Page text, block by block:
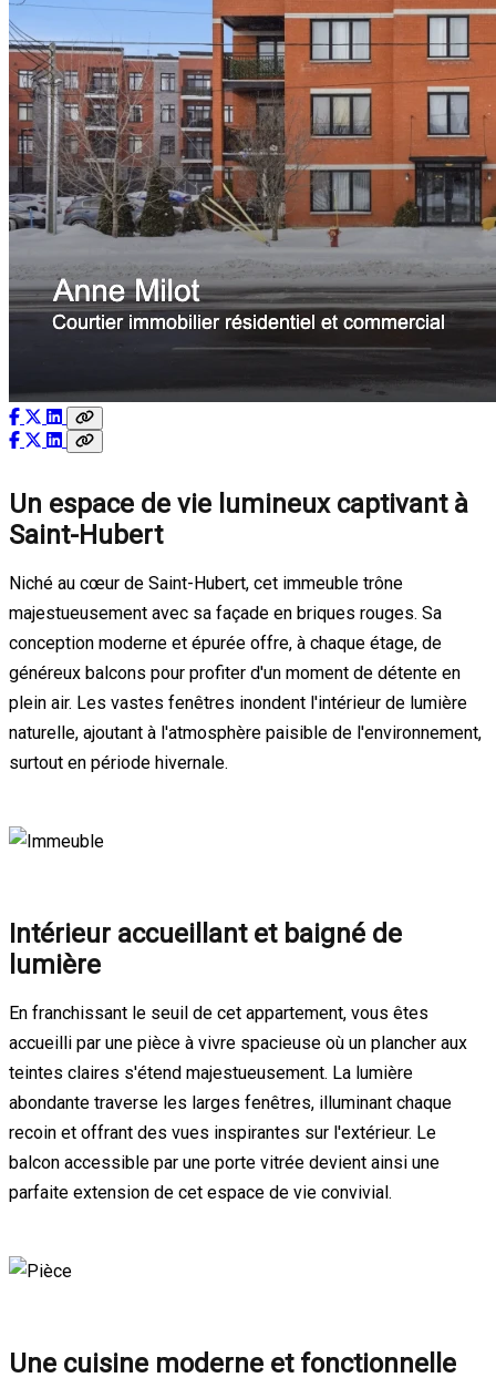
Un espace de vie lumineux captivant à
Saint-Hubert
Niché au cœur de Saint-Hubert, cet immeuble trône
majestueusement avec sa façade en briques rouges. Sa
conception moderne et épurée offre, à chaque étage, de
généreux balcons pour profiter d'un moment de détente en
plein air. Les vastes fenêtres inondent l'intérieur de lumière
naturelle, ajoutant à l'atmosphère paisible de l'environnement,
surtout en période hivernale.
Intérieur accueillant et baigné de
lumière
En franchissant le seuil de cet appartement, vous êtes
accueilli par une pièce à vivre spacieuse où un plancher aux
teintes claires s'étend majestueusement. La lumière
abondante traverse les larges fenêtres, illuminant chaque
recoin et offrant des vues inspirantes sur l'extérieur. Le
balcon accessible par une porte vitrée devient ainsi une
parfaite extension de cet espace de vie convivial.
Une cuisine moderne et fonctionnelle